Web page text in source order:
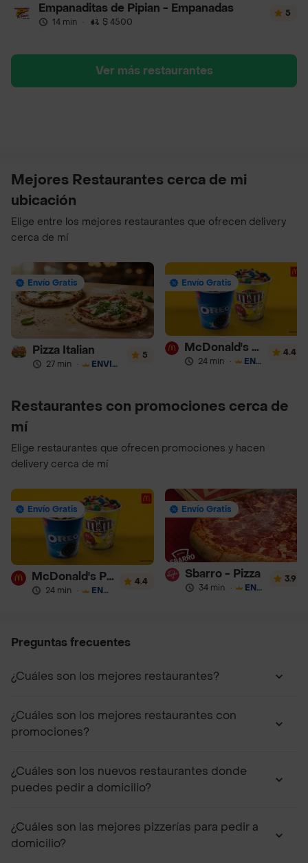
Empanaditas de Pipian - Empanadas
14 min · $ 4500
5
Ver más restaurantes
Mejores Restaurantes cerca de mi
ubicación
Elige entre los mejores restaurantes que ofrecen delivery
cerca de mí
Envío Gratis
Pizza Italian
27 min · ENVÍO GRATIS
5
Envío Gratis
McDonald's Postres
24 min · ENVÍO GRATIS
4.4
Restaurantes con promociones cerca de
mí
Elige restaurantes que ofrecen promociones y hacen
delivery cerca de mí
Envío Gratis
McDonald's Postres
24 min · ENVÍO GRATIS
4.4
Envío Gratis
Sbarro - Pizza
34 min · ENVÍO GRATIS
3.9
Preguntas frecuentes
¿Cuáles son los mejores restaurantes?
¿Cuáles son los mejores restaurantes con
promociones?
¿Cuáles son los nuevos restaurantes donde
puedes pedir a domicilio?
¿Cuáles son las mejores pizzerías para pedir a
domicilio?